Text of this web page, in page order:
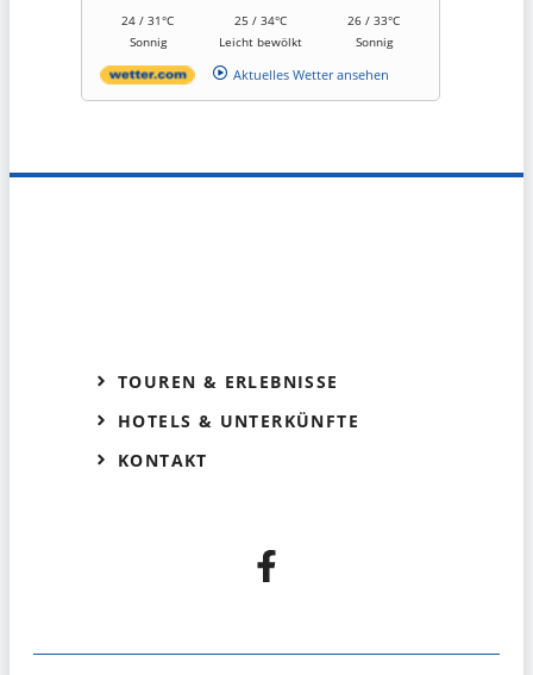
24 / 31°C
Sonnig
25 / 34°C
Leicht bewölkt
26 / 33°C
Sonnig
Aktuelles Wetter ansehen
TOUREN & ERLEBNISSE
HOTELS & UNTERKÜNFTE
KONTAKT